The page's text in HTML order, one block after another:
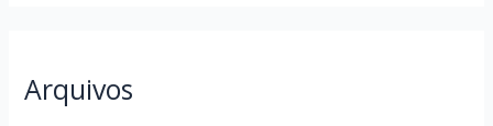
Arquivos